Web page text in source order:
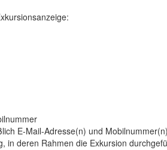
E-Mail-Adresse(n) und Mobilnummer(n)
in deren Rahmen die Exkursion